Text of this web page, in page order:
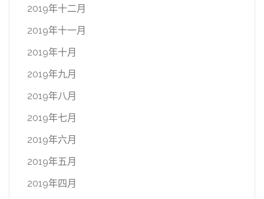
2019年十二月
2019年十一月
2019年十月
2019年九月
2019年八月
2019年七月
2019年六月
2019年五月
2019年四月